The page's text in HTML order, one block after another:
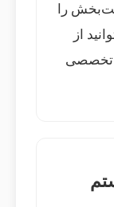
را
از
تخصصی